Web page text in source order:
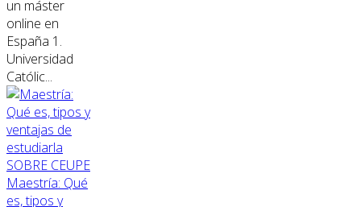
un máster
online en
España 1.
Universidad
Católic...
SOBRE CEUPE
Maestría: Qué
es, tipos y